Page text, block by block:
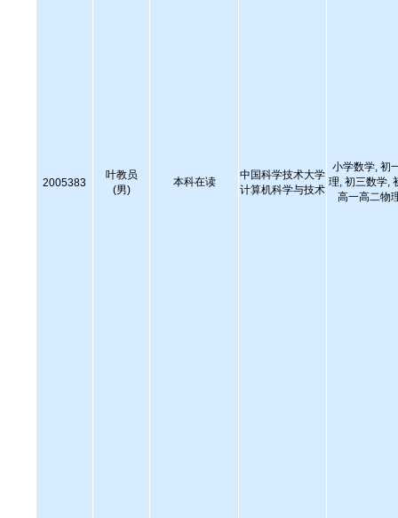
2005383
叶教员
(男)
本科在读
中国科学技术大学
计算机科学与技术
小学数学, 初
理, 初三数学,
高一高二物